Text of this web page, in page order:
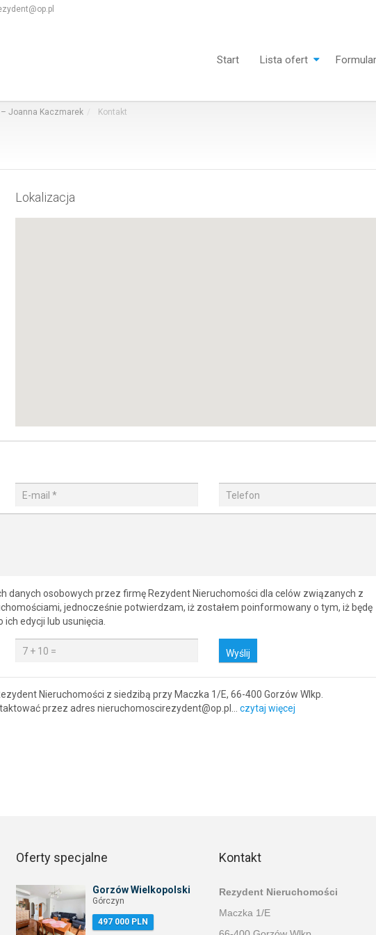
Start Lista ofert
Joanna Kaczmarek Kontakt
Lokalizacja
danych osobowych przez firmę Rezydent Nieruchomości dla celów związanych z
jednocześnie potwierdzam, iż zostałem poinformowany o tym, iż będę
edycji lub usunięcia.
Wyślij
Nieruchomości z siedzibą przy Maczka 1/E, 66-400 Gorzów Wlkp.
przez adres nieruchomoscirezydent@op.pl… czytaj więcej
Oferty specjalne
Gorzów Wielkopolski
Górczyn
497 000 PLN
Kontakt
Rezydent Nieruchomości
Maczka 1/E